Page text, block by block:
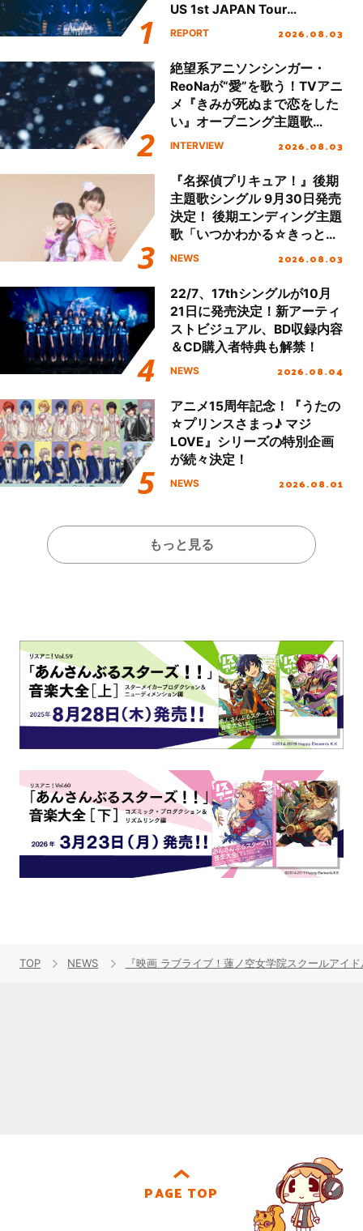
US 1st JAPAN Tour
Final「NICE to meet YOU
ート!!
REPORT 2026.08.03
絶望系アニソンシンガー・
ReoNaが“愛”を歌う！TVアニ
メ『きみが死ぬまで恋をした
い』オープニング主題歌
「Amore」インタビュー
INTERVIEW 2026.08.03
『名探偵プリキュア！』後期
主題歌シングル 9月30日発売
決定！ 後期エンディング主題
歌「いつかわかる☆きっとあ
える」TVサイズ先行配信開
NEWS 2026.08.03
22/7、17thシングルが10月
21日に発売決定！新アーティ
ストビジュアル、BD収録内容
＆CD購入者特典も解禁！
NEWS 2026.08.04
アニメ15周年記念！『うたの
☆プリンスさまっ♪ マジ
LOVE』シリーズの特別企画
が続々決定！
NEWS 2026.08.01
もっと見る
TOP NEWS 『映画 ラブライブ！蓮ノ空女学院スクールア
PAGE TOP